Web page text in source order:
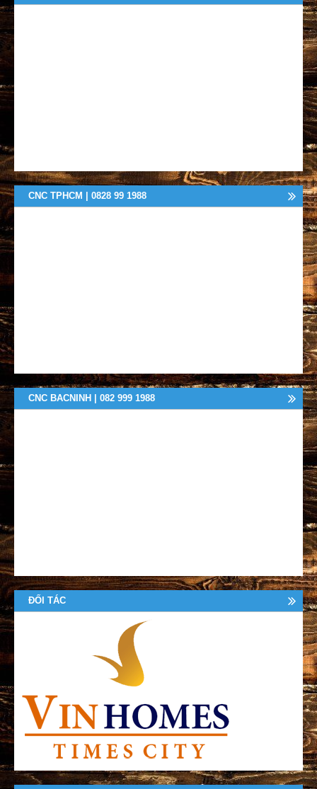
CNC TPHCM | 0828 99 1988
CNC BACNINH | 082 999 1988
ĐỐI TÁC